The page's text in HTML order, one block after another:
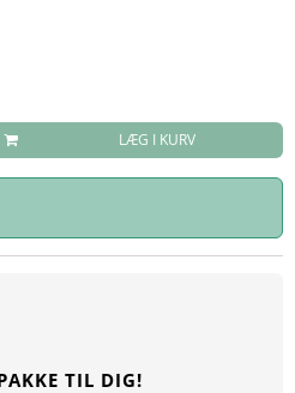
LÆG I KURV
TIL DIG!